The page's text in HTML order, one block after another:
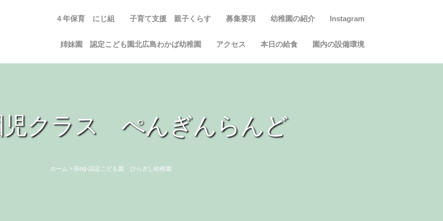
Instagram
幼稚園の紹介
募集要項
子育て支援 親子くらす
４年保育 にじ組
園内の設備環境
本日の給食
アクセス
姉妹園 認定こども園北広島わかば幼稚園
児クラス ぺんぎんらんど
ホーム > Blog-認定こども園 ひらぎし幼稚園